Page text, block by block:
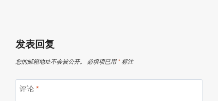
发表回复
您的邮箱地址不会被公开。 必填项已用* 标注
评论 *